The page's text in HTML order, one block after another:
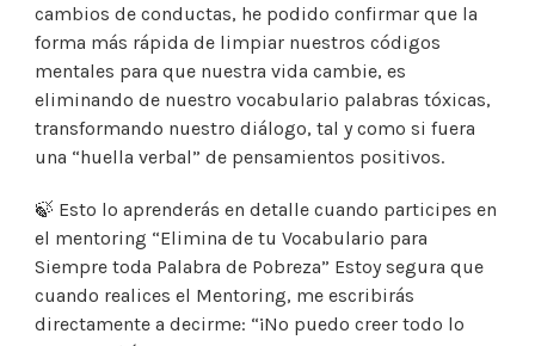
cambios de conductas, he podido confirmar que la
forma más rápida de limpiar nuestros códigos
mentales para que nuestra vida cambie, es
eliminando de nuestro vocabulario palabras tóxicas,
transformando nuestro diálogo, tal y como si fuera
una “huella verbal” de pensamientos positivos.
🍃 Esto lo aprenderás en detalle cuando participes en
el mentoring “Elimina de tu Vocabulario para
Siempre toda Palabra de Pobreza” Estoy segura que
cuando realices el Mentoring, me escribirás
directamente a decirme: “¡No puedo creer todo lo